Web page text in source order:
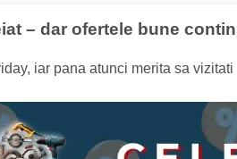
– dar ofertele bune
iar pana atunci merita sa vizitati